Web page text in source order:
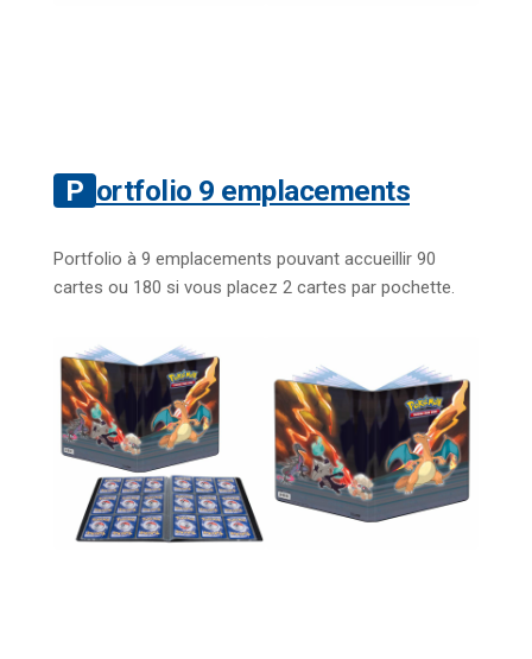
Portfolio 9 emplacements
Portfolio à 9 emplacements pouvant accueillir 90
cartes ou 180 si vous placez 2 cartes par pochette.